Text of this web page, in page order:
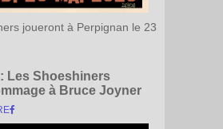
joueront à Perpignan le 23
Les Shoeshiners
à Bruce Joyner